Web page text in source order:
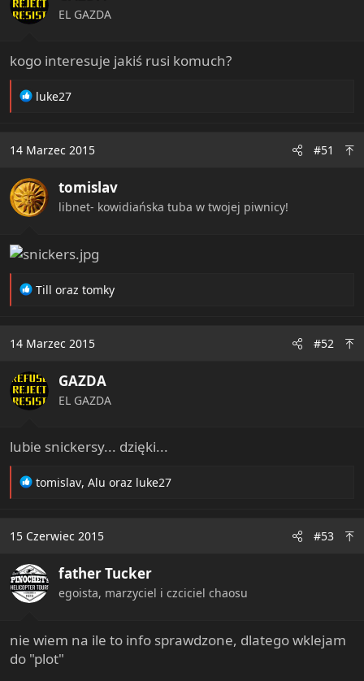
EL GAZDA
kogo interesuje jakiś rusi komuch?
R
t
o
n
s
luke27
14 Marzec 2015 #51
tomislav
libnet- kowidiańska tuba w twojej piwnicy!
R
t
o
n
s
Till oraz tomky
14 Marzec 2015 #52
GAZDA
EL GAZDA
lubie snickersy... dzięki...
R
t
o
n
s
tomislav, Alu oraz luke27
15 Czerwiec 2015 #53
father Tucker
egoista, marzyciel i czciciel chaosu
nie wiem na ile to info sprawdzone, dlatego wklejam
do "plot"